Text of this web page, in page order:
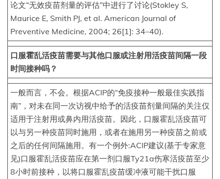
论文“无效疫苗剂量的评估”中进行了讨论(Stokley S,
Maurice E, Smith PJ, et al. American Journal of
Preventive Medicine, 2004; 26[1]: 34–40).
口服霍乱活疫苗需要与其他口服或注射用活疫苗间隔一段
时间接种吗？
一般而言，不会。根据ACIP的“免疫接种一般最佳实践指
南”，对未在同一次访视中给予的活疫苗剂量间隔的关注仅
适用于注射用或鼻内用活疫苗。因此，口服霍乱活疫苗可
以与另一种疫苗同时施用，或者在施用另一种疫苗之前或
之后的任何间隔施用。有一个例外:ACIP建议(基于专家意
见)口服霍乱活疫苗应在第一剂口服Ty21a伤寒活疫苗至少
8小时前接种，以将口服霍乱疫苗缓冲液可能干扰口服